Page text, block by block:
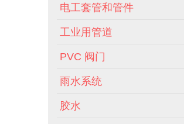
电工套管和管件
工业用管道
PVC 阀门
雨水系统
胶水